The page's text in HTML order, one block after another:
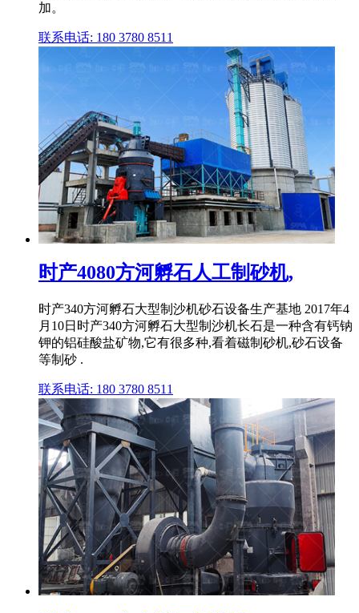
加。
联系电话: 180 3780 8511
时产4080方河孵石人工制砂机,
时产340方河孵石大型制沙机砂石设备生产基地 2017年4
月10日时产340方河孵石大型制沙机长石是一种含有钙钠
钾的铝硅酸盐矿物,它有很多种,看着磁制砂机,砂石设备
等制砂 .
联系电话: 180 3780 8511